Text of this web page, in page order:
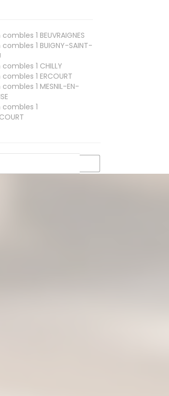
1 BEUVRAIGNES
1 BUIGNY-SAINT-
1 CHILLY
1 ERCOURT
1 MESNIL-EN-
1